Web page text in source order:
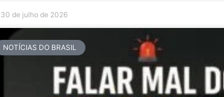
30 de julho de 2026
NOTÍCIAS DO BRASIL